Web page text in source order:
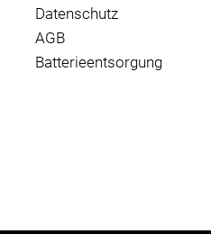
Datenschutz
AGB
Batterieentsorgung